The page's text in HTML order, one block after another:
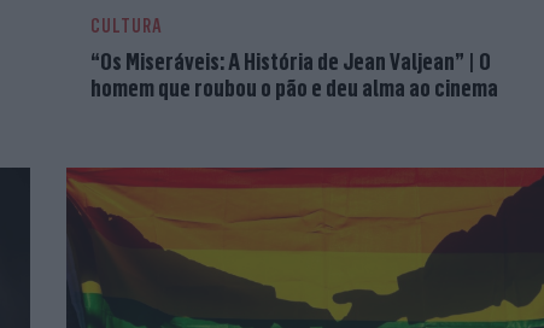
CULTURA
“Os Miseráveis: A História de Jean Valjean” | O
homem que roubou o pão e deu alma ao cinema